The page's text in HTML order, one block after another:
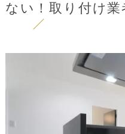
ない！取り付け業